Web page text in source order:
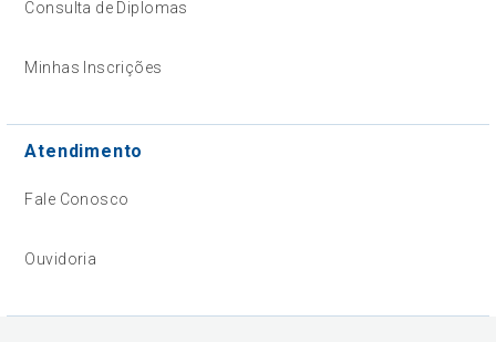
Consulta de Diplomas
Minhas Inscrições
Atendimento
Fale Conosco
Ouvidoria